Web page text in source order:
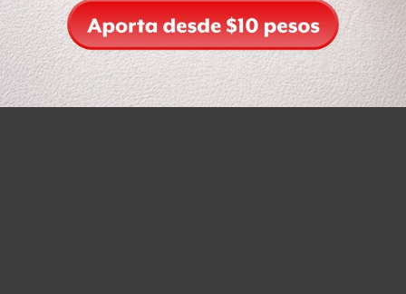
A continuación puedes consultar la “Tercera Resolución
de Modificaciones a la Resolución Miscelánea Fiscal para
2015 y sus Anexos 1-A, 3, 7, 15, 23 y 26” completa: